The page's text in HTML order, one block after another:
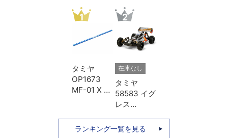
1
タミヤ
OP1673
MF-01 X ア
Lホイール
ベース用
2
在庫なし
タミヤ
58583 イグ
レス
本体キット
ランキング一覧を見る